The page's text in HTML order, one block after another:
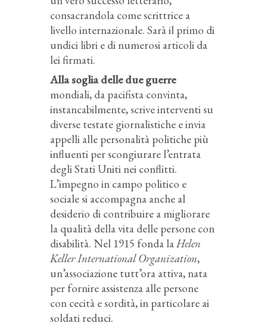
consacrandola come scrittrice a
livello internazionale. Sarà il primo di
undici libri e di numerosi articoli da
lei firmati.
Alla soglia delle due guerre
mondiali, da pacifista convinta,
instancabilmente, scrive interventi su
diverse testate giornalistiche e invia
appelli alle personalità politiche più
influenti per scongiurare l’entrata
degli Stati Uniti nei conflitti.
L’impegno in campo politico e
sociale si accompagna anche al
desiderio di contribuire a migliorare
la qualità della vita delle persone con
disabilità. Nel 1915 fonda laHelen
Keller International Organization,
un’associazione tutt’ora attiva, nata
per fornire assistenza alle persone
con cecità e sordità, in particolare ai
soldati reduci.